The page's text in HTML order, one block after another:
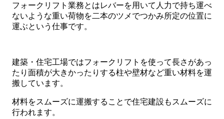
フォークリフト業務とはレバーを用いて人力で持ち運べ
ないような重い荷物を二本のツメでつかみ所定の位置に
運ぶという仕事です。
建築・住宅工場ではフォークリフトを使って長さがあっ
たり面積が大きかったりする柱や壁材など重い材料を運
搬しています。
材料をスムーズに運搬することで住宅建設もスムーズに
行われます。